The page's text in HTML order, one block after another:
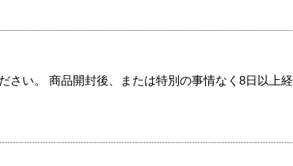
さい。 商品開封後、または特別の事情なく8日以上経